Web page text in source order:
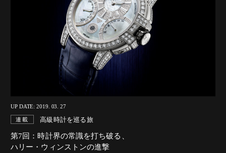
UP DATE: 2019. 03. 27
連載 高級時計を巡る旅
第7回：時計界の常識を打ち破る、
ハリー・ウィンストンの進撃